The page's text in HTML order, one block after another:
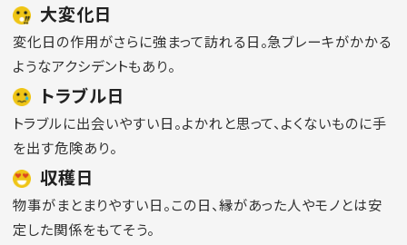
大変化日
変化日の作用がさらに強まって訪れる日。急ブレーキがかかる
ようなアクシデントもあり。
トラブル日
トラブルに出会いやすい日。よかれと思って、よくないものに手
を出す危険あり。
収穫日
物事がまとまりやすい日。この日、縁があった人やモノとは安
定した関係をもてそう。